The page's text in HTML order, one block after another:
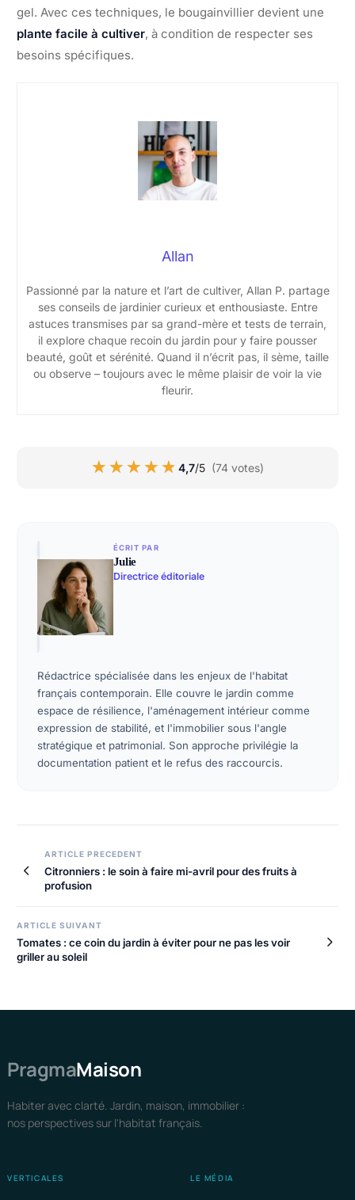
gel. Avec ces techniques, le bougainvillier devient une
plante facile à cultiver, à condition de respecter ses
besoins spécifiques.
Allan
Passionné par la nature et l’art de cultiver, Allan P. partage
ses conseils de jardinier curieux et enthousiaste. Entre
astuces transmises par sa grand-mère et tests de terrain,
il explore chaque recoin du jardin pour y faire pousser
beauté, goût et sérénité. Quand il n’écrit pas, il sème, taille
ou observe – toujours avec le même plaisir de voir la vie
fleurir.
★★★★★
★★★★★ 4,7/5 (74 votes)
ÉCRIT PAR
Julie
Directrice éditoriale
Rédactrice spécialisée dans les enjeux de l'habitat
français contemporain. Elle couvre le jardin comme
espace de résilience, l'aménagement intérieur comme
expression de stabilité, et l'immobilier sous l'angle
stratégique et patrimonial. Son approche privilégie la
documentation patient et le refus des raccourcis.
ARTICLE PRECEDENT
Citronniers : le soin à faire mi-avril pour des fruits à
profusion
ARTICLE SUIVANT
Tomates : ce coin du jardin à éviter pour ne pas les voir
griller au soleil
PragmaMaison
Habiter avec clarté. Jardin, maison, immobilier :
nos perspectives sur l'habitat français.
VERTICALES LE MÉDIA